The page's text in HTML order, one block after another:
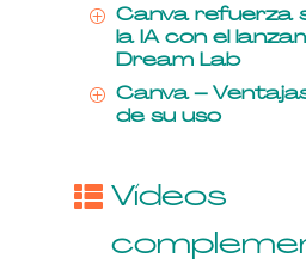
P
Canva refuerza
la IA con el
Dream Lab
P
Canva –
de su uso
Vídeos